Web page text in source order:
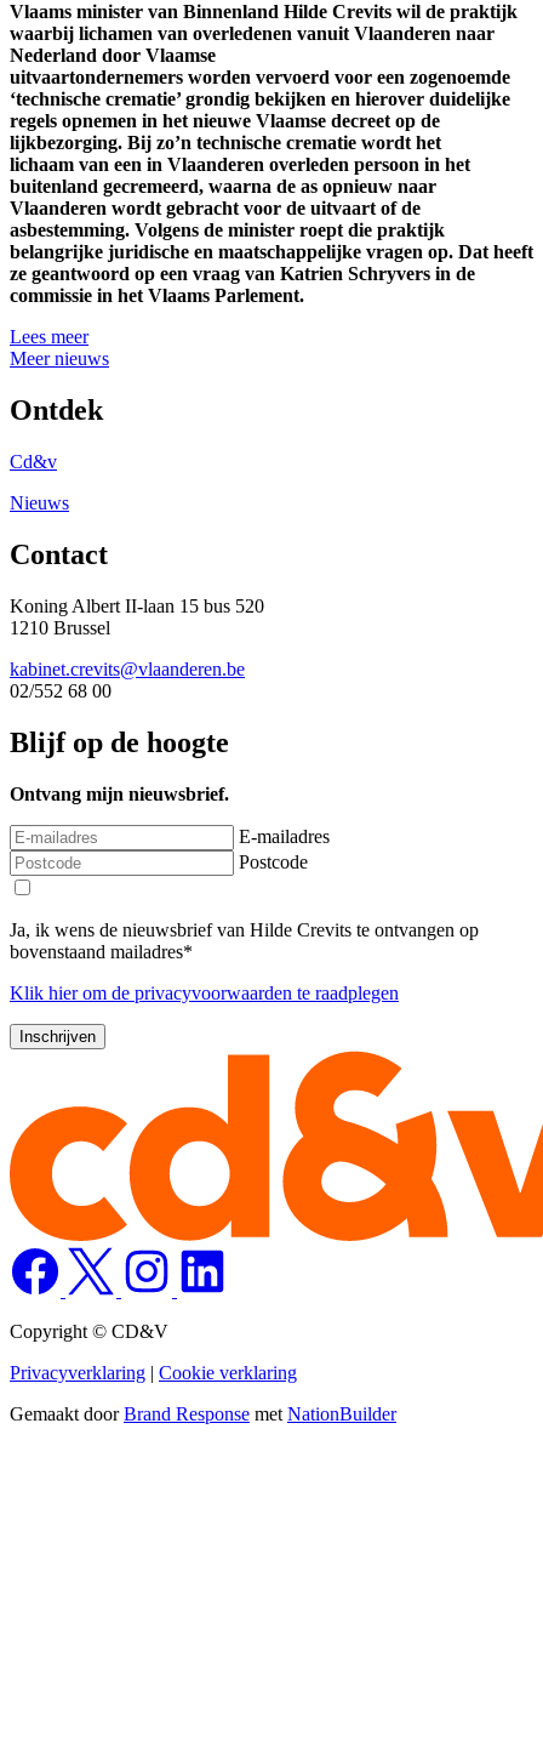
Vlaams minister van Binnenland Hilde Crevits wil de praktijk
waarbij lichamen van overledenen vanuit Vlaanderen naar
Nederland door Vlaamse
uitvaartondernemers worden vervoerd voor een zogenoemde
‘technische crematie’ grondig bekijken en hierover duidelijke
regels opnemen in het nieuwe Vlaamse decreet op de
lijkbezorging. Bij zo’n technische crematie wordt het
lichaam van een in Vlaanderen overleden persoon in het
buitenland gecremeerd, waarna de as opnieuw naar
Vlaanderen wordt gebracht voor de uitvaart of de
asbestemming. Volgens de minister roept die praktijk
belangrijke juridische en maatschappelijke vragen op. Dat heeft
ze geantwoord op een vraag van Katrien Schryvers in de
commissie in het Vlaams Parlement.
Lees meer
Meer nieuws
Ontdek
Cd&v
Nieuws
Contact
Koning Albert II-laan 15 bus 520
1210 Brussel
kabinet.crevits@vlaanderen.be
02/552 68 00
Blijf op de hoogte
Ontvang mijn nieuwsbrief.
E-mailadres
Postcode
Ja, ik wens de nieuwsbrief van Hilde Crevits te ontvangen op
bovenstaand mailadres*
Klik hierom de privacyvoorwaarden te raadplegen
Copyright © CD&V
Privacyverklaring | Cookie verklaring
Gemaakt doorBrand Response met NationBuilder